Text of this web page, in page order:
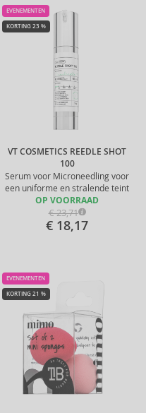
VT COSMETICS REEDLE SHOT
100
Serum voor Microneedling voor
een uniforme en stralende teint
EVENEMENTEN
KORTING 23 %
OP VOORRAAD
€ 23,71
€ 18,17
EVENEMENTEN
KORTING 21 %